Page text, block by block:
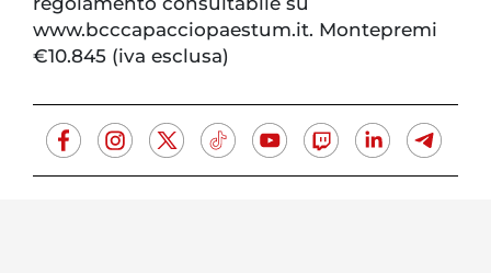
www.bcccapacciopaestum.it. Montepremi
€10.845 (iva esclusa)